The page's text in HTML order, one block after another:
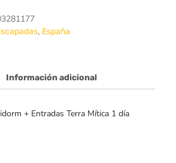
, España
Información adicional
+ Entradas Terra Mítica 1 día